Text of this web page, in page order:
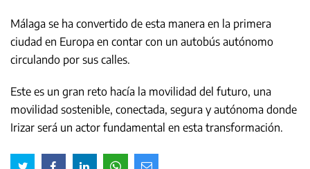
Málaga se ha convertido de esta manera en la primera
ciudad en Europa en contar con un autobús autónomo
circulando por sus calles.
Este es un gran reto hacía la movilidad del futuro, una
movilidad sostenible, conectada, segura y autónoma donde
Irizar será un actor fundamental en esta transformación.